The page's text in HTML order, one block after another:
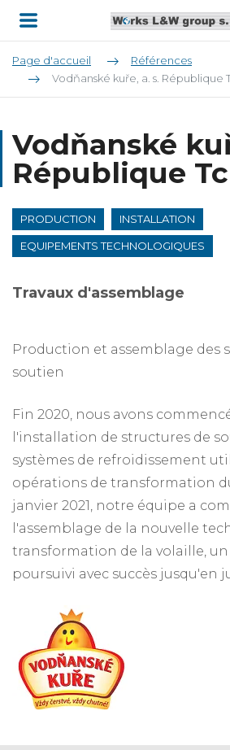
Page d'accueil
Références
Vodňanské kuře, a. s. République
Vodňanské
République
PRODUCTION INSTALLATION
EQUIPEMENTS TECHNOLOGIQUES
Travaux d'assemblage
Production et assemblage des
soutien
Fin 2020, nous avons
l'installation de structures de
systèmes de refroidissement
opérations de transformation
janvier 2021, notre équipe a
l'assemblage de la nouvelle
transformation de la volaille,
poursuivi avec succès jusqu'en